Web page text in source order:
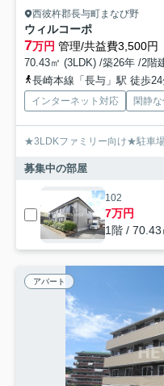
西彼杵郡長与町まなび野
ウィルコーポ
7万円 管理/共益費3,500円
70.43㎡ (3LDK) /築26年 /2階
長崎本線「長与」駅 徒歩
インターネット対応 閑静
★3LDKファミリー向け★駐車
募集中の部屋
102
7万円
1階 /
アパート